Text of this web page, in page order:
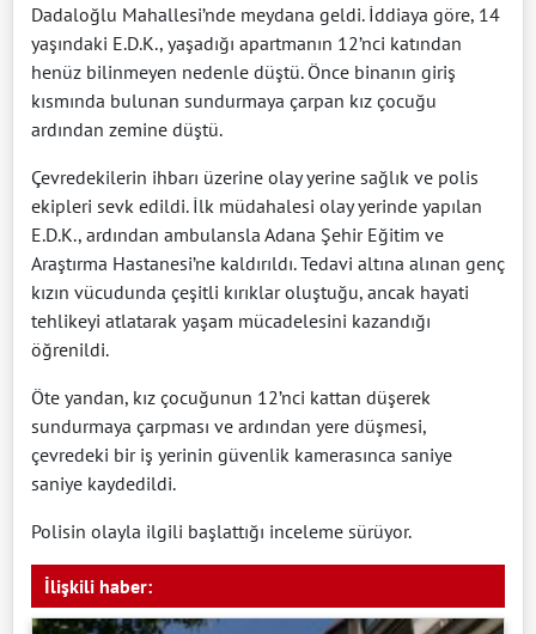
Dadaloğlu Mahallesi’nde meydana geldi. İddiaya göre, 14
yaşındaki E.D.K., yaşadığı apartmanın 12’nci katından
henüz bilinmeyen nedenle düştü. Önce binanın giriş
kısmında bulunan sundurmaya çarpan kız çocuğu
ardından zemine düştü.
Çevredekilerin ihbarı üzerine olay yerine sağlık ve polis
ekipleri sevk edildi. İlk müdahalesi olay yerinde yapılan
E.D.K., ardından ambulansla Adana Şehir Eğitim ve
Araştırma Hastanesi’ne kaldırıldı. Tedavi altına alınan genç
kızın vücudunda çeşitli kırıklar oluştuğu, ancak hayati
tehlikeyi atlatarak yaşam mücadelesini kazandığı
öğrenildi.
Öte yandan, kız çocuğunun 12’nci kattan düşerek
sundurmaya çarpması ve ardından yere düşmesi,
çevredeki bir iş yerinin güvenlik kamerasınca saniye
saniye kaydedildi.
Polisin olayla ilgili başlattığı inceleme sürüyor.
İlişkili haber: